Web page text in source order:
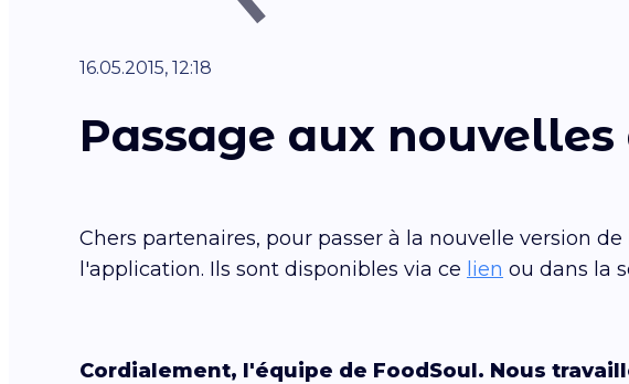
16.05.2015, 12:18
Passage aux
Chers partenaires, pour passer à la nouvelle version
l'application. Ils sont disponibles via ce lien ou dans la
Cordialement, l'équipe de FoodSoul. Nous